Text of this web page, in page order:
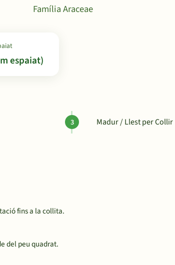
Família Araceae
espaiat)
Madur / Llest per Collir
fins a la collita.
del peu quadrat.